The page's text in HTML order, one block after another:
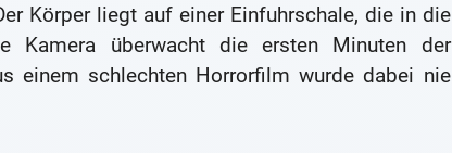
Körper liegt auf einer Einfuhrschale, die in die
Kamera überwacht die ersten Minuten der
einem schlechten Horrorfilm wurde dabei nie